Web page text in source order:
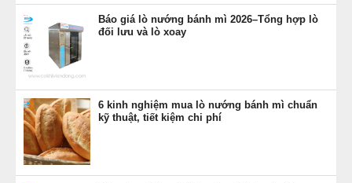
Báo giá lò nướng bánh mì 2026–Tổng hợp lò
đối lưu và lò xoay
6 kinh nghiệm mua lò nướng bánh mì chuẩn
kỹ thuật, tiết kiệm chi phí